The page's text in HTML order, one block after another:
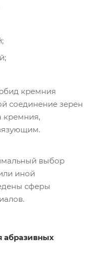
кремния
соединение зерен
кремния,
выбор
иной
сферы
абразивных